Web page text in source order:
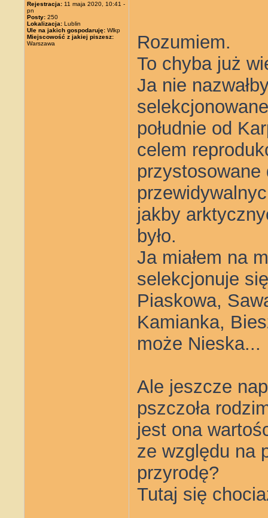
Rejestracja: 11 maja 2020, 10:41 -
pn
Posty: 250
Lokalizacja: Lublin
Ule na jakich gospodaruję: Wlkp
Miejscowość z jakiej piszesz:
Warszawa
Rozumiem.
To chyba już
Ja nie
południe od
celem
jakby
było.
Ja miałem na
selekcjonuje
Piaskowa,
Kamianka,
może Nieska...
Ale jeszcze
pszczoła
jest ona
ze względu na
przyrodę?
Tutaj się